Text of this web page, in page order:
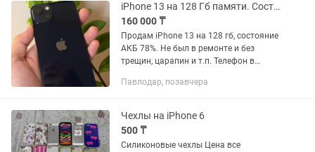
iPhone 13 на 128 Гб памяти. Состояние АКБ 78%
160 000 ₸
Продам iPhone 13 на 128 гб, состояние
АКБ 78%. Не был в ремонте и без
трещин, царапин и т.п. Телефон в
корпус в идеальном состоянии. 1 сим
Павлодар, позавчера
Чехлы на iPhone 6
500 ₸
Силиконовые чехлы Цена все